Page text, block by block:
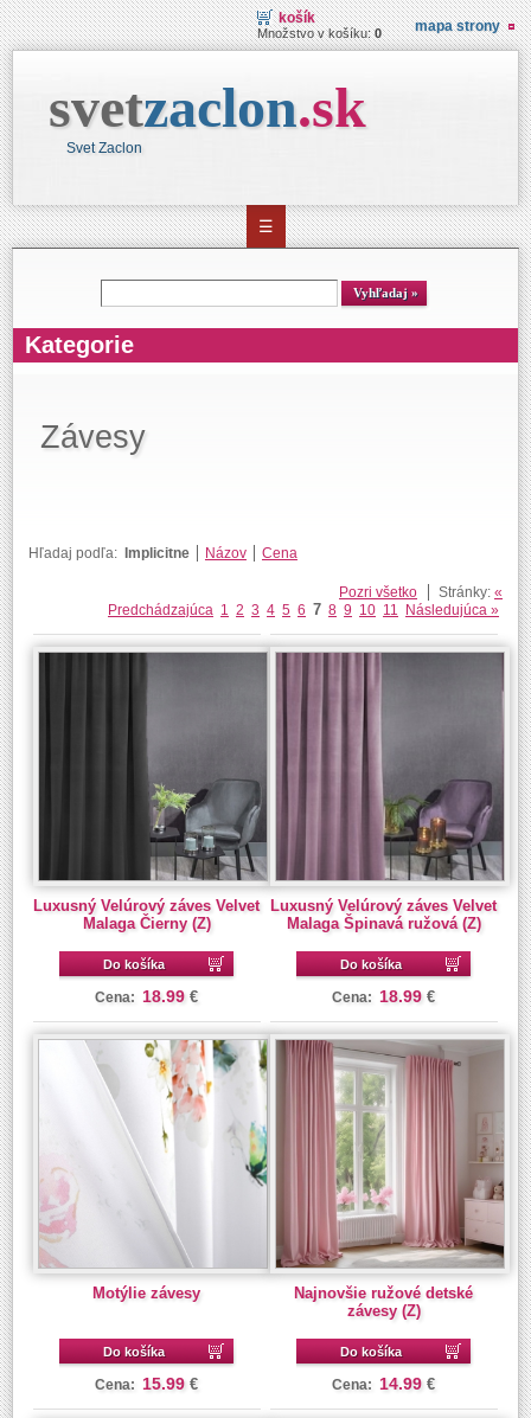
košík
Množstvo v košíku:0 mapa strony
svetzaclon.sk
Svet Zaclon
☰
Kategorie
Závesy
Hľadaj podľa: Implicitne Názov Cena
Pozri všetko Stránky: «
Predchádzajúca 1 2 3 4 5 6 7 8 9 10 11 Následujúca »
Luxusný Velúrový záves Velvet
Malaga Čierny (Z)
Do košíka
Cena: 18.99 €
Luxusný Velúrový záves Velvet
Malaga Špinavá ružová (Z)
Do košíka
Cena: 18.99 €
Motýlie závesy
Do košíka
Cena: 15.99 €
Najnovšie ružové detské
závesy (Z)
Do košíka
Cena: 14.99 €